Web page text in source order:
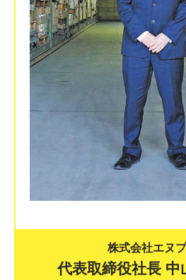
株式会社エヌ
代表取締役社長 中